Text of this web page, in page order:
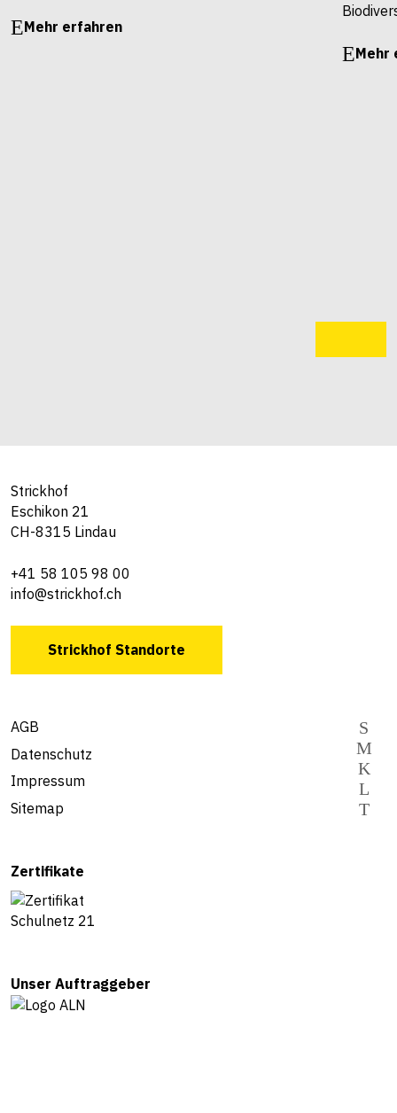
Mehr erfahren
Mehr
Strickhof
Eschikon 21
CH-8315 Lindau
+41 58 105 98 00
info@strickhof.ch
Strickhof Standorte
AGB
Datenschutz
Impressum
Sitemap
Zertifikate
Unser Auftraggeber